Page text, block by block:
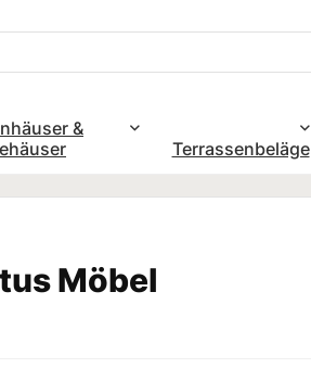
&
Terrassenbeläge
Möbel